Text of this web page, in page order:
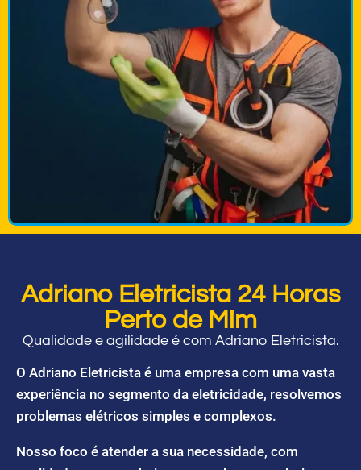
Adriano Eletricista 24 Horas
Perto de Mim
Qualidade e agilidade é com Adriano Eletricista.
O Adriano Eletricista é uma empresa com uma vasta
experiência no segmento da eletricidade, resolvemos
problemas elétricos simples e complexos.
Nosso foco é atender a sua necessidade, com